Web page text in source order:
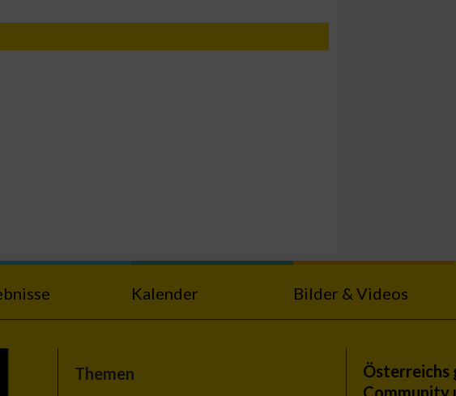
Kalender Bilder & Videos
Themen
Community
Daten aus